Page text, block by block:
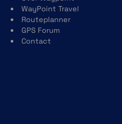
het rijden met
kinbak.WayPoint Travel
Routeplanner
GPS Forum
Contact